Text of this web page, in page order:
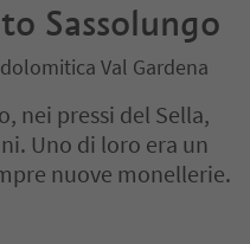
Sassolungo
Val Gardena
nei pressi del Sella,
Uno di loro era un
nuove monellerie.